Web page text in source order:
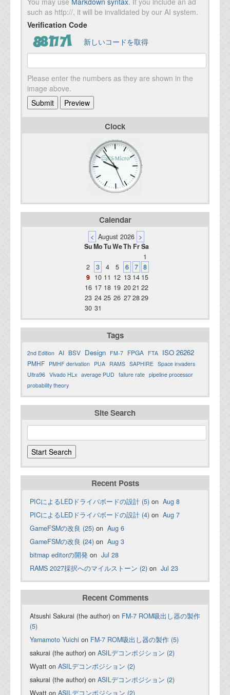
such as http://, it will be invalidated by our AI system.
Verification Code
新しいコードを取得
Please enter the numbers as they are shown in the
image above.
Clock
Calendar
< August 2026 >
SuMoTuWeTh FrSa
1
2
3 4 5 6 7 8
9 10 11 12 13 14 15
16 17 18 19 2021 22
23 24 25 26 272829
30 31
Tags
2nd Edition AI BSV Design FM-7 FPGA FTA ISO 26262
PMHF PMHF derivation PUA RAMS SAPHIRE Space invaders
Ultra96 Vivado HLx average PUD failure rate pipeline processor
probability theory
Site Search
Recent Posts
PICによるLEDドライバボードの設計 (5) on Aug 8
PICによるLEDドライバボードの設計 (4) on Aug 7
GameFSMの改良 (25) on Aug 6
GameFSMの改良 (24) on Aug 3
bitmap editorの開発 on Jul 28
RAMS 2027採択へのマイルストーン (2) on Jul 23
Recent Comments
Atsushi Sakurai (the author) on FM-7 ROM吸出し器の製作
(5)
Yamamoto Yuichi on FM-7 ROM吸出し器の製作 (5)
sakurai (the author) on ASILデコンポジション (2)
Wyatt on ASILデコンポジション (2)
sakurai (the author) on ASILデコンポジション (2)
Wyatt on ASILデコンポジション (2)